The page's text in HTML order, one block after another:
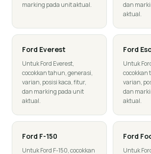
marking pada unit aktual.
dan
aktual.
Ford Everest
Untuk Ford Everest,
cocokkan tahun, generasi,
varian, posisi kaca, fitur,
dan marking pada unit
aktual.
Ford
Untuk
cocokkan
varian,
dan
aktual.
Ford F-150
Untuk Ford F-150, cocokkan
Ford
Untuk